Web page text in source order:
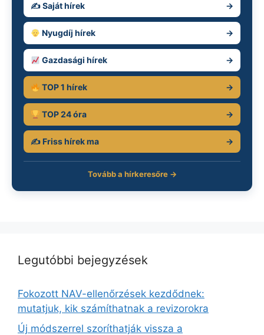
✍️ Saját hírek →
Nyugdíj hírek →
Gazdasági hírek →
TOP 1 hírek →
TOP 24 óra →
✍️ Friss hírek ma →
Tovább a hírkeresőre →
Legutóbbi bejegyzések
Fokozott NAV-ellenőrzések kezdődnek:
mutatjuk, kik számíthatnak a revizorokra
Új módszerrel szoríthatják vissza a